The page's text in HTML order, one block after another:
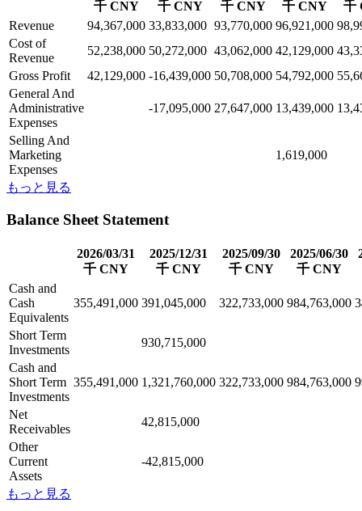
千 CNY
千 CNY
千 CNY
千 CNY
千
Revenue
94,367,000 33,833,000 93,770,000 96,921,000
Cost of
Revenue
52,238,000 50,272,000 43,062,000 42,129,000
Gross Profit
42,129,000 -16,439,000 50,708,000 54,792,000
General And
Administrative
Expenses
-17,095,000 27,647,000 13,439,000
Selling And
Marketing
Expenses
1,619,000
もっと見る
Balance Sheet Statement
2026/03/31
千 CNY
2025/12/31
千 CNY
2025/09/30
千 CNY
2025/06/30
千 CNY
Cash and
Cash
Equivalents
355,491,000 391,045,000 322,733,000 984,763,000
Short Term
Investments
930,715,000
Cash and
Short Term
Investments
355,491,000 1,321,760,000 322,733,000 984,763,000
Net
Receivables
42,815,000
Other
Current
Assets
-42,815,000
もっと見る